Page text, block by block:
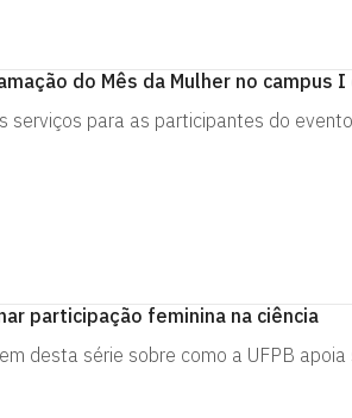
do Mês da Mulher no campus I
serviços para as participantes do
participação feminina na ciência
desta série sobre como a UFPB apoia